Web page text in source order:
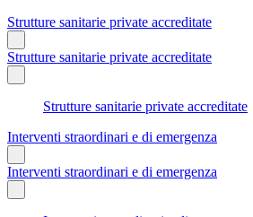
Strutture sanitarie private accreditate
Strutture sanitarie private accreditate
Strutture sanitarie private accreditate
Interventi straordinari e di emergenza
Interventi straordinari e di emergenza